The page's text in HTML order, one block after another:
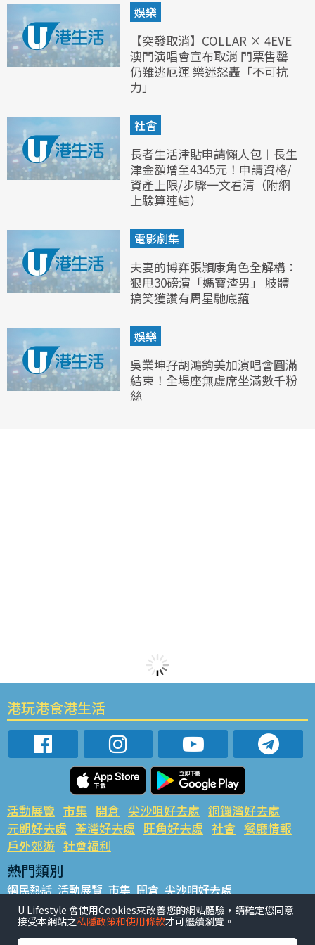
娛樂
【突發取消】COLLAR × 4EVE
澳門演唱會宣布取消 門票售罄
仍難逃厄運 樂迷怒轟「不可抗
力」
社會
長者生活津貼申請懶人包︱長生
津金額增至4345元！申請資格/
資產上限/步驟一文看清（附網
上驗算連結）
電影劇集
夫妻的博弈張頴康角色全解構：
狠甩30磅演「媽寶渣男」 肢體
搞笑獲讚有周星馳底蘊
娛樂
吳業坤孖胡鴻鈞美加演唱會圓滿
結束！全場座無虛席坐滿數千粉
絲
港玩港食港生活
活動展覽 市集 開倉 尖沙咀好去處 銅鑼灣好去處
元朗好去處 荃灣好去處 旺角好去處 社會 餐廳情報
戶外郊遊 社會福利
熱門類別
網民熱話 活動展覽 市集 開倉 尖沙咀好去處
銅鑼灣好去處 元朗好去處 荃灣好去處 旺角好去處 社會
餐廳情報 戶外郊遊
U Lifestyle 會使用Cookies來改善您的網站體驗，請確定您同意
接受本網站之私隱政策和使用條款才可繼續瀏覽。